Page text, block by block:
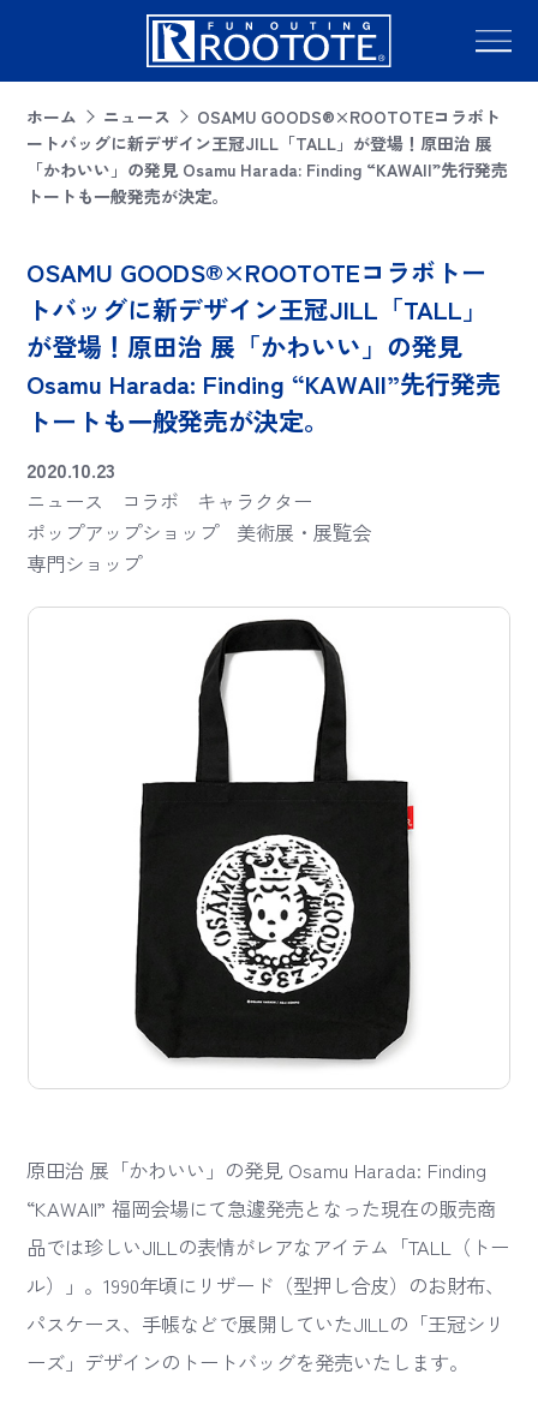
ホーム ニュース
OSAMU GOODS®×ROOTOTEコラボト
ートバッグに新デザイン王冠JILL「TALL」が登場！原田治 展
「かわいい」の発見 Osamu Harada: Finding “KAWAII”先行発売
トートも一般発売が決定。
OSAMU GOODS®×ROOTOTEコラボトー
トバッグに新デザイン王冠JILL「TALL」
が登場！原田治 展「かわいい」の発見
Osamu Harada: Finding “KAWAII”先行発売
トートも一般発売が決定。
2020.10.23
ニュース
コラボ
キャラクター
ポップアップショップ
美術展・展覧会
専門ショップ
原田治 展「かわいい」の発見 Osamu Harada: Finding
“KAWAII” 福岡会場にて急遽発売となった現在の販売商
品では珍しいJILLの表情がレアなアイテム「TALL（トー
ル）」。1990年頃にリザード（型押し合皮）のお財布、
パスケース、手帳などで展開していたJILLの「王冠シリ
ーズ」デザインのトートバッグを発売いたします。